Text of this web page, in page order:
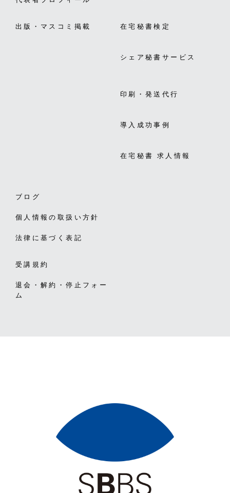
出版・マスコミ掲載 在宅秘書検定
シェア秘書サービス
印刷・発送代行
導入成功事例
在宅秘書 求人情報
ブログ
個人情報の取扱い方針
法律に基づく表記
受講規約
退会・解約・停止フォー
ム